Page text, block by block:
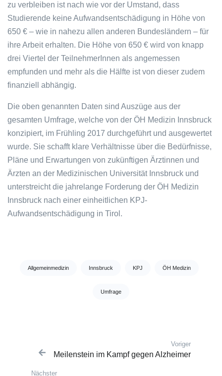
zu verbleiben ist nach wie vor der Umstand, dass
Studierende keine Aufwandsentschädigung in Höhe von
650 € – wie in nahezu allen anderen Bundesländern – für
ihre Arbeit erhalten. Die Höhe von 650 € wird von knapp
drei Viertel der TeilnehmerInnen als angemessen
empfunden und mehr als die Hälfte ist von dieser zudem
finanziell abhängig.
Die oben genannten Daten sind Auszüge aus der
gesamten Umfrage, welche von der ÖH Medizin Innsbruck
konzipiert, im Frühling 2017 durchgeführt und ausgewertet
wurde. Sie schafft klare Verhältnisse über die Bedürfnisse,
Pläne und Erwartungen von zukünftigen Ärztinnen und
Ärzten an der Medizinischen Universität Innsbruck und
unterstreicht die jahrelange Forderung der ÖH Medizin
Innsbruck nach einer einheitlichen KPJ-
Aufwandsentschädigung in Tirol.
Allgemeinmedizin Innsbruck KPJ ÖH Medizin
Umfrage
Post navigation Voriger
Meilenstein im Kampf gegen Alzheimer
Nächster